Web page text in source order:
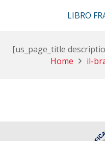
LIBRO
[us_page_title
Home
il-